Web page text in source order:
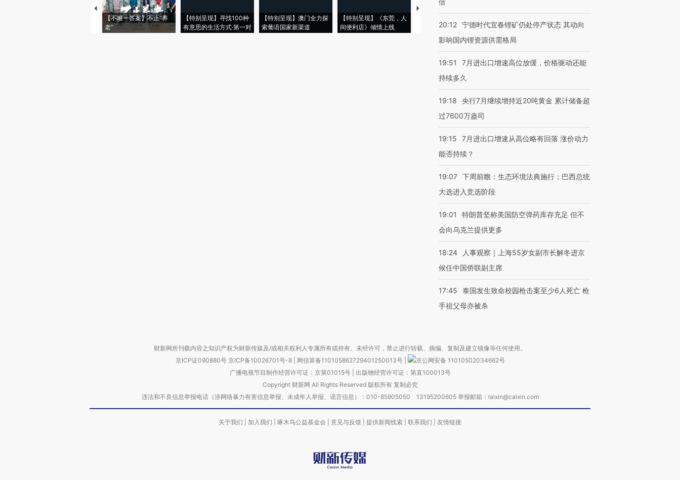
【不唯一答案】不止“养
老”
【特别呈现】寻找100种
有意思的生活方式·第一对
【特别呈现】澳门全力探
索葡语国家新渠道
【特别呈现】《东莞，人
间便利店》倾情上线
【推广】走进第四届链博
有意思的生活方式·第三对
住三大增长引擎是什么？
倍
20:12 宁德时代宜春锂矿仍处停产状态 其动向
影响国内锂资源供需格局
19:51
7月进出口增速高位放缓，价格驱动还能
持续多久
19:18
央行7月继续增持近20吨黄金 累计储备超
过7600万盎司
19:15
7月进出口增速从高位略有回落 涨价动力
能否持续？
19:07 下周前瞻：生态环境法典施行；巴西总统
大选进入竞选阶段
19:01
特朗普坚称美国防空弹药库存充足 但不
会向乌克兰提供更多
18:24
人事观察｜上海55岁女副市长解冬进京
候任中国侨联副主席
17:45
泰国发生致命校园枪击案至少6人死亡 枪
手祖父母亦被杀
财新网所刊载内容之知识产权为财新传媒及/或相关权利人专属所有或持有。未经许可，禁止进行转载、摘编、复制及建立镜像等任何使用。
京ICP证090880号 京ICP备10026701号-8 网信算备110105862729401250013号
京公网安备 11010502034662号
广播电视节目制作经营许可证：京第01015号| 出版物经营许可证：第直100013号
Copyright 财新网 All Rights Reserved 版权所有 复制必究
违法和不良信息举报电话（涉网络暴力有害信息举报、未成年人举报、谣言信息）：010-85905050 13195200605 举报邮箱：laixin@caixin.com
关于我们 加入我们 啄木鸟公益基金会 意见与反馈 提供新闻线索 联系我们 友情链接